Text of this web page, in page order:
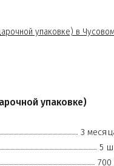
упаковке)
3
5
700